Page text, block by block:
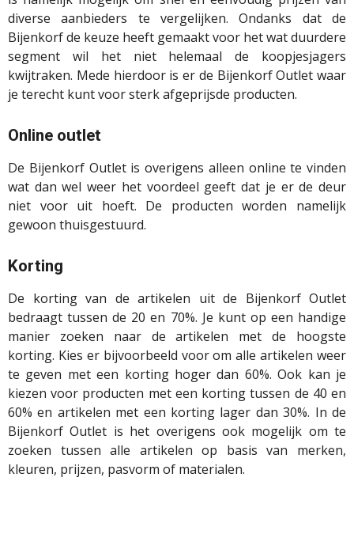
diverse aanbieders te vergelijken. Ondanks dat de
Bijenkorf de keuze heeft gemaakt voor het wat duurdere
segment wil het niet helemaal de koopjesjagers
kwijtraken. Mede hierdoor is er de Bijenkorf Outlet waar
je terecht kunt voor sterk afgeprijsde producten.
Online outlet
De Bijenkorf Outlet is overigens alleen online te vinden
wat dan wel weer het voordeel geeft dat je er de deur
niet voor uit hoeft. De producten worden namelijk
gewoon thuisgestuurd.
Korting
De korting van de artikelen uit de Bijenkorf Outlet
bedraagt tussen de 20 en 70%. Je kunt op een handige
manier zoeken naar de artikelen met de hoogste
korting. Kies er bijvoorbeeld voor om alle artikelen weer
te geven met een korting hoger dan 60%. Ook kan je
kiezen voor producten met een korting tussen de 40 en
60% en artikelen met een korting lager dan 30%. In de
Bijenkorf Outlet is het overigens ook mogelijk om te
zoeken tussen alle artikelen op basis van merken,
kleuren, prijzen, pasvorm of materialen.